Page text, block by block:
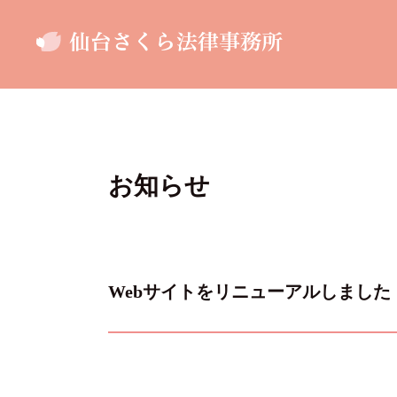
お知らせ
Webサイトをリニューアルしました